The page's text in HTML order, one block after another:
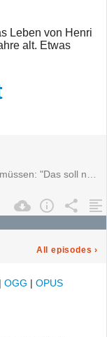
Leben von Henri
alt. Etwas
All episodes ›
| OGG | OPUS